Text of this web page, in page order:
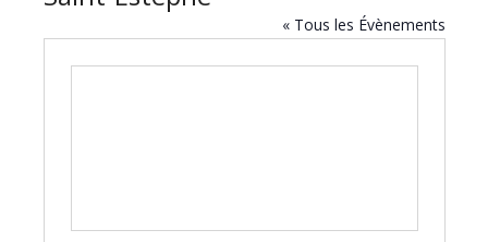
« Tous les Évènements